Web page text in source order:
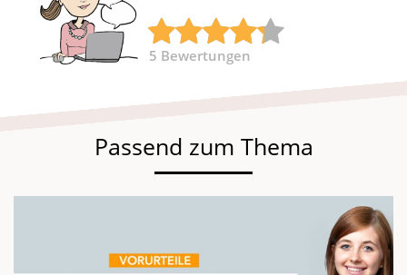
5 Bewertungen
Passend zum Thema